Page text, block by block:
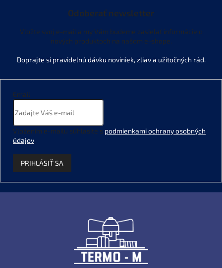
Odoberať newsletter
Vložte svoj e-mail a my Vám budeme zasielať informácie o
nových produktoch na našom e-shope.
Email
Vložením e-mailu súhlasíte s podmienkami ochrany osobných
údajov.
PRIHLÁSIŤ SA